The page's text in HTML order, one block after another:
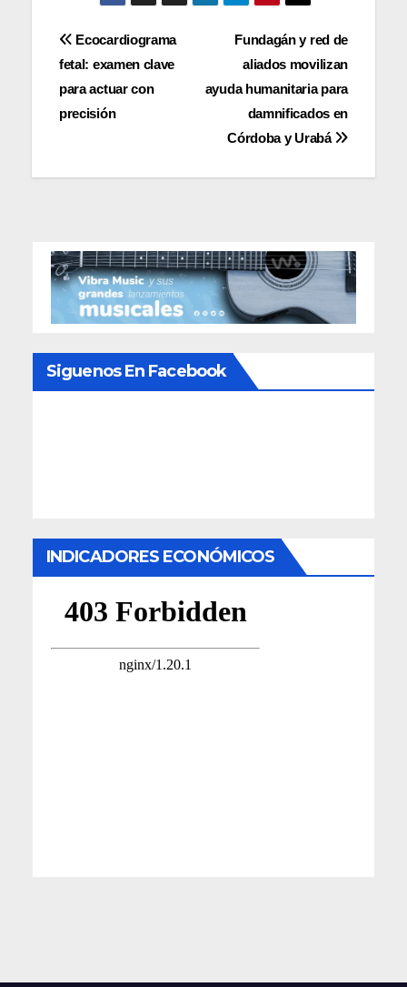
Navegación
de
entradas
Fundagán y red de
aliados movilizan
ayuda humanitaria para
damnificados en
Córdoba y Urabá
Ecocardiograma
fetal: examen clave
para actuar con
precisión
Siguenos En Facebook
INDICADORES ECONÓMICOS